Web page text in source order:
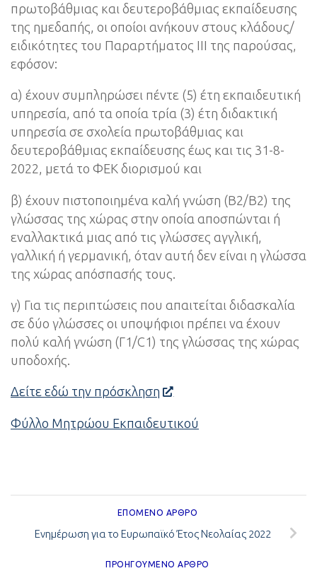
πρωτοβάθμιας και δευτεροβάθμιας εκπαίδευσης
της ημεδαπής, οι οποίοι ανήκουν στους κλάδους/
ειδικότητες του Παραρτήματος ΙΙΙ της παρούσας,
εφόσον:
α) έχουν συμπληρώσει πέντε (5) έτη εκπαιδευτική
υπηρεσία, από τα οποία τρία (3) έτη διδακτική
υπηρεσία σε σχολεία πρωτοβάθμιας και
δευτεροβάθμιας εκπαίδευσης έως και τις 31-8-
2022, μετά το ΦΕΚ διορισμού και
β) έχουν πιστοποιημένα καλή γνώση (Β2/Β2) της
γλώσσας της χώρας στην οποία αποσπώνται ή
εναλλακτικά μιας από τις γλώσσες αγγλική,
γαλλική ή γερμανική, όταν αυτή δεν είναι η γλώσσα
της χώρας απόσπασής τους.
γ) Για τις περιπτώσεις που απαιτείται διδασκαλία
σε δύο γλώσσες οι υποψήφιοι πρέπει να έχουν
πολύ καλή γνώση (Γ1/C1) της γλώσσας της χώρας
υποδοχής.
Δείτε εδώ την πρόσκληση
Φύλλο Μητρώου Εκπαιδευτικού
ΕΠΌΜΕΝΟ ΆΡΘΡΟ
Ενημέρωση για το Ευρωπαϊκό Έτος Νεολαίας 2022
ΠΡΟΗΓΟΎΜΕΝΟ ΆΡΘΡΟ